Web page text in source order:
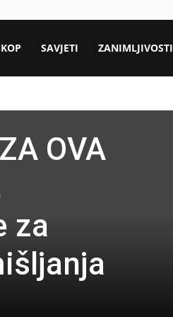
SAVJETI ZANIMLJIVOSTI
OVA
za